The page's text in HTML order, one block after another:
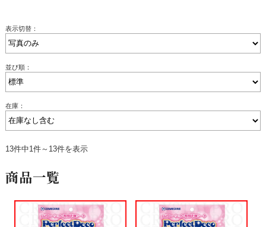
表示切替：
並び順：
在庫：
13件中1件～13件を表示
商品一覧